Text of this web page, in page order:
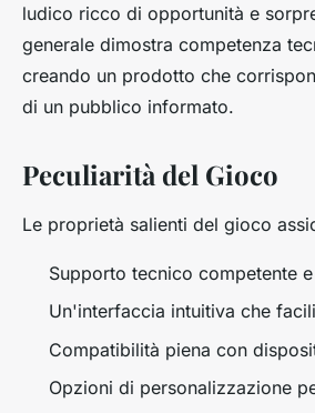
ludico ricco di opportunità e
generale dimostra competenza
creando un prodotto che
di un pubblico informato.
Peculiarità del Gioco
Le proprietà salienti del gioco
Supporto tecnico competente
Un'interfaccia intuitiva che
Compatibilità piena con
Opzioni di personalizzazione